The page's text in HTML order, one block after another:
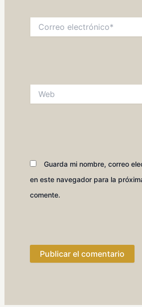
electrónico*
Guarda mi nombre, correo
en este navegador para la
comente.